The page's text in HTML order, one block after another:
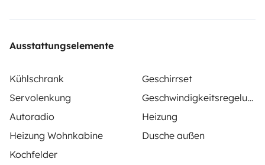
Ausstattungselemente
Kühlschrank
Geschirrset
Servolenkung
Geschwindigkeitsregelung
Autoradio
Heizung
Heizung Wohnkabine
Dusche außen
Kochfelder